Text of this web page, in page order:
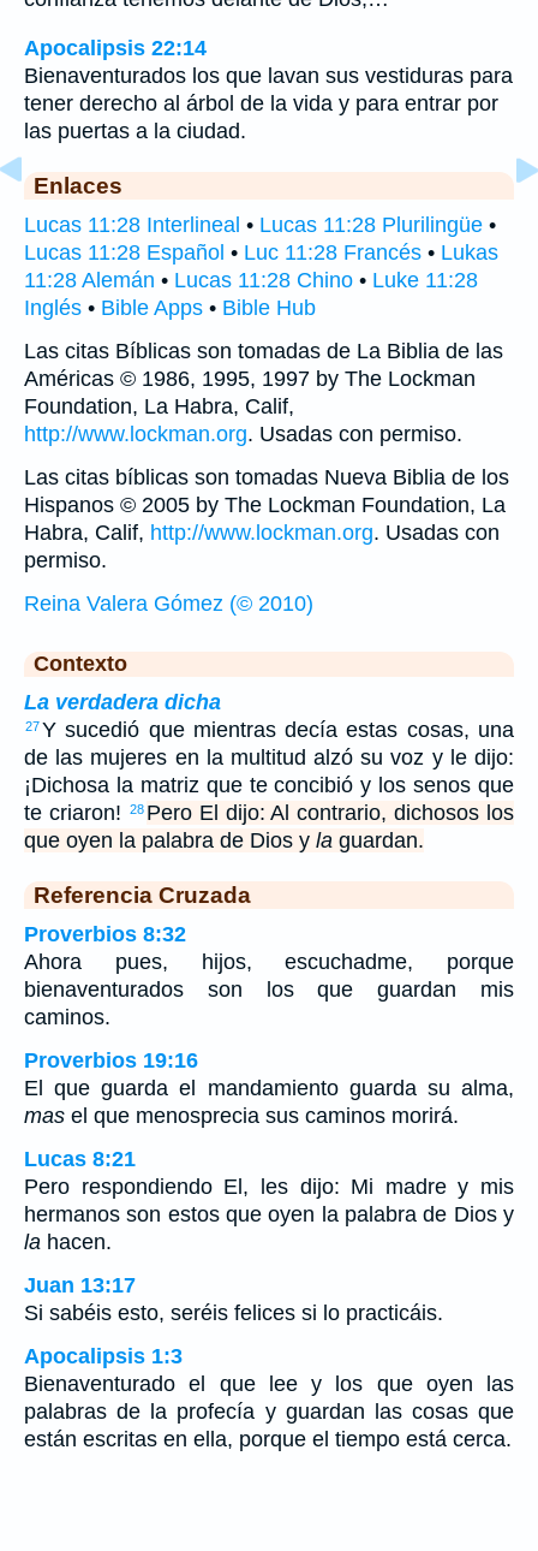
Apocalipsis 22:14
Bienaventurados los que lavan sus vestiduras para
tener derecho al árbol de la vida y para entrar por
las puertas a la ciudad.
Enlaces
Lucas 11:28 Interlineal • Lucas 11:28 Plurilingüe •
Lucas 11:28 Español • Luc 11:28 Francés • Lukas
11:28 Alemán • Lucas 11:28 Chino • Luke 11:28
Inglés • Bible Apps • Bible Hub
Las citas Bíblicas son tomadas de La Biblia de las
Américas © 1986, 1995, 1997 by The Lockman
Foundation, La Habra, Calif,
http://www.lockman.org. Usadas con permiso.
Las citas bíblicas son tomadas Nueva Biblia de los
Hispanos © 2005 by The Lockman Foundation, La
Habra, Calif, http://www.lockman.org. Usadas con
permiso.
Reina Valera Gómez (© 2010)
Contexto
La verdadera dicha
27Y sucedió que mientras decía estas cosas, una
de las mujeres en la multitud alzó su voz y le dijo:
¡Dichosa la matriz que te concibió y los senos que
te criaron!
28 Pero El dijo: Al contrario, dichosos los
que oyen la palabra de Dios y la guardan.
Referencia Cruzada
Proverbios 8:32
Ahora pues, hijos, escuchadme, porque
bienaventurados son los que guardan mis
caminos.
Proverbios 19:16
El que guarda el mandamiento guarda su alma,
mas el que menosprecia sus caminos morirá.
Lucas 8:21
Pero respondiendo El, les dijo: Mi madre y mis
hermanos son estos que oyen la palabra de Dios y
la hacen.
Juan 13:17
Si sabéis esto, seréis felices si lo practicáis.
Apocalipsis 1:3
Bienaventurado el que lee y los que oyen las
palabras de la profecía y guardan las cosas que
están escritas en ella, porque el tiempo está cerca.